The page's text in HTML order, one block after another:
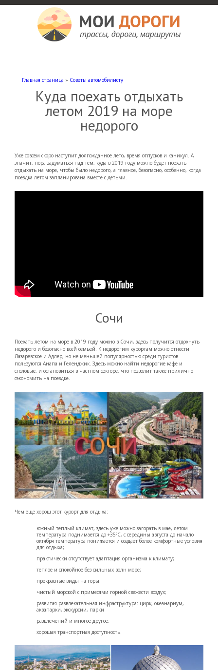
Главная страница » Советы автомобилисту
Куда поехать отдыхать
летом 2019 на море
недорого
Уже совсем скоро наступит долгожданное лето, время отпусков и каникул. А
значит, пора задуматься над тем, куда в 2019 году можно будет поехать
отдыхать на море, чтобы было недорого, а главное, безопасно, особенно, когда
поездка летом запланирована вместе с детьми.
Сочи
Поехать летом на море в 2019 году можно в Сочи, здесь получится отдохнуть
недорого и безопасно всей семьей. К недорогим курортам можно отнести
Лазаревское и Адлер, но не меньшей популярностью среди туристов
пользуются Анапа и Геленджик. Здесь можно найти недорогие кафе и
столовые, и остановиться в частном секторе, что позволит также прилично
сэкономить на поездке.
Чем еще хорош этот курорт для отдыха:
южный теплый климат, здесь уже можно загорать в мае, летом
температура поднимается до +35°С, с середины августа до начало
октября температура понижается и создает более комфортные условия
для отдыха;
практически отсутствует адаптация организма к климату;
теплое и спокойное без сильных волн море;
прекрасные виды на горы;
чистый морской с примесями горной свежести воздух;
развитая развлекательная инфраструктура: цирк, океанариум,
аквапарки, экскурсии, парки
развлечений и многое другое;
хорошая транспортная доступность.